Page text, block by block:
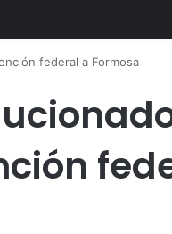
federal a Formosa